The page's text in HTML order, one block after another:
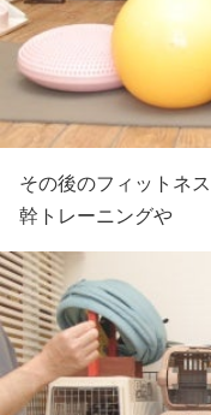
その後のフィットネ
幹トレーニングや